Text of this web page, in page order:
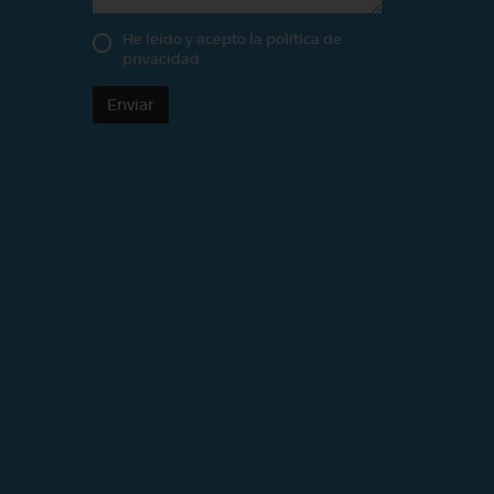
He leído y acepto la política de
privacidad
Enviar